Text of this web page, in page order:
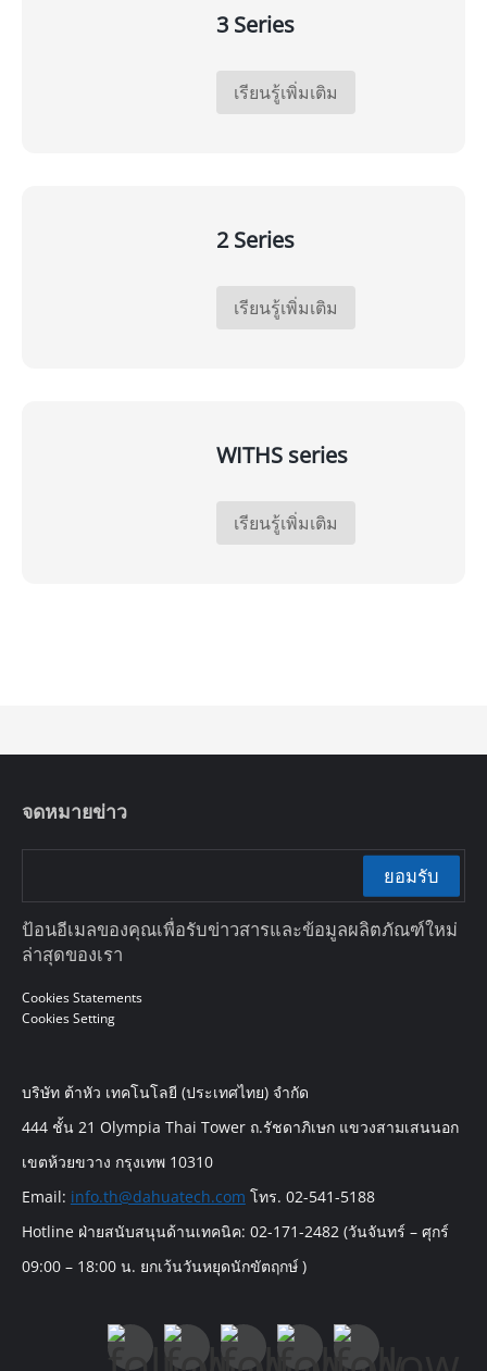
3 Series
เรียนรู้เพิ่มเติม
2 Series
เรียนรู้เพิ่มเติม
WITHS series
เรียนรู้เพิ่มเติม
จดหมายข่าว
ยอมรับ
ป้อนอีเมลของคุณเพื่อรับข่าวสารและข้อมูลผลิตภัณฑ์ใหม่
ล่าสุดของเรา
Cookies Statements
Cookies Setting
บริษัท ต้าหัว เทคโนโลยี (ประเทศไทย) จำกัด
444 ชั้น 21 Olympia Thai Tower ถ.รัชดาภิเษก แขวงสามเสนนอก
เขตห้วยขวาง กรุงเทพ 10310
Email: info.th@dahuatech.com โทร. 02-541-5188
Hotline ฝ่ายสนับสนุนด้านเทคนิค: 02-171-2482 (วันจันทร์ – ศุกร์
09:00 – 18:00 น. ยกเว้นวันหยุดนักขัตฤกษ์ )